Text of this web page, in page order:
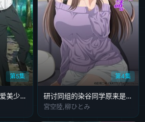
第5集
转学后班上的清纯可爱美少女竟是小时候玩在一起的哥儿们
第4集
研讨同组的染谷同学原来是女优这事
宮空陸,柳ひとみ